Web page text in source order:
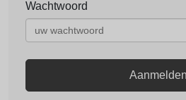
Wachtwoord
Aanmelden